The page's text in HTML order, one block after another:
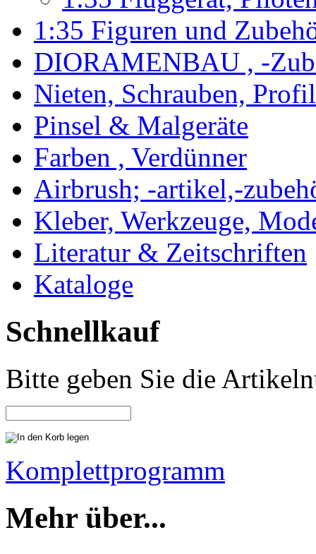
1:35 Figuren und
DIORAMENBAU , -
Nieten, Schrauben,
Pinsel & Malgeräte
Farben , Verdünner
Airbrush; -artikel,-
Kleber, Werkzeuge,
Literatur & Zeitschriften
Kataloge
Schnellkauf
Bitte geben Sie die
Komplettprogramm
Mehr über...